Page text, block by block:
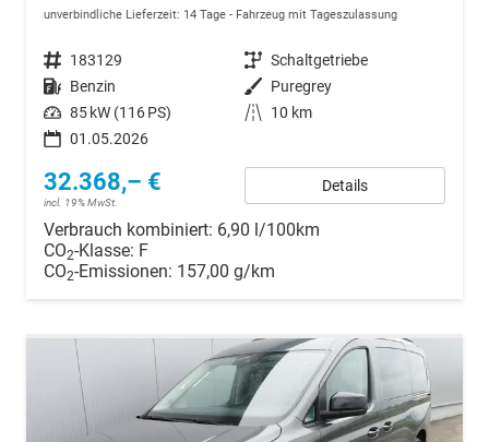
unverbindliche Lieferzeit: 14 Tage Fahrzeug mit Tageszulassung
Fahrzeugnr. 183129 Getriebe Schaltgetriebe
Kraftstoff Benzin Außenfarbe Puregrey
Leistung 85 kW (116 PS) Kilometerstand
10 km
01.05.2026
32.368,– €
incl. 19% MwSt.
Details
Verbrauch kombiniert: 6,90 l/100km
CO2-Klasse: F
CO2-Emissionen: 157,00 g/km